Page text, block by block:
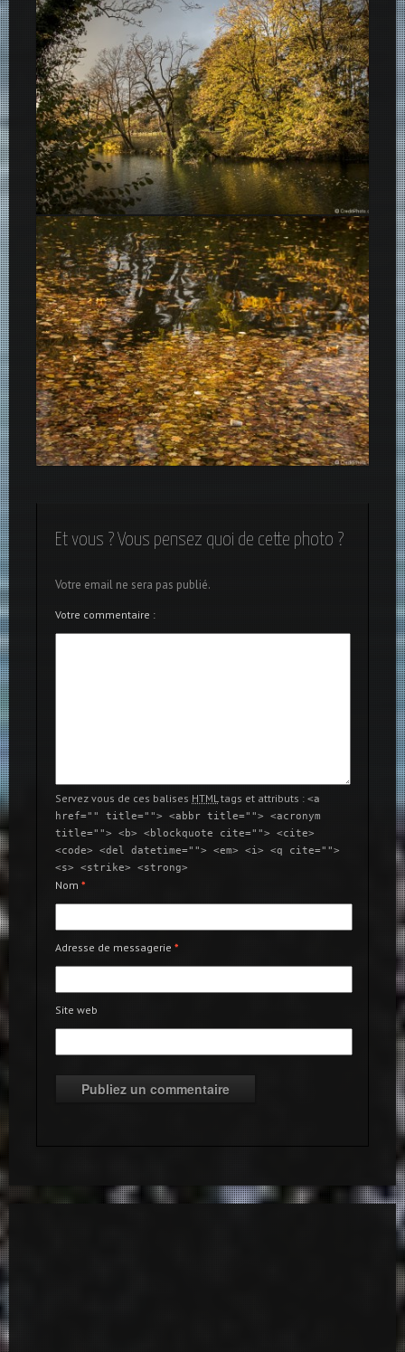
Belles couleurs d’Automne au Parc de la Tête d’Or
Et vous ? Vous pensez quoi de cette photo ?
Votre email ne sera pas publié.
Votre commentaire :
Servez vous de ces balises HTMLtags et attributs : <a
href="" title=""> <abbr title=""> <acronym
title=""> <b> <blockquote cite=""> <cite>
<code> <del datetime=""> <em> <i> <q cite="">
<s> <strike> <strong>
Nom *
Adresse de messagerie *
Site web